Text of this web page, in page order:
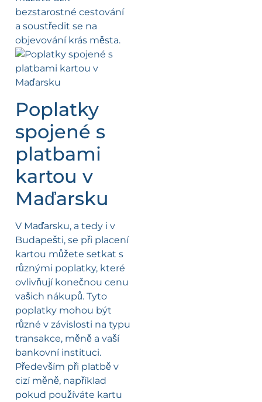
bezstarostné cestování
a soustředit se na
objevování krás města.
Poplatky
spojené s
platbami
kartou v
Maďarsku
V Maďarsku, a tedy i v
Budapešti, se při placení
kartou můžete setkat s
různými poplatky, které
ovlivňují konečnou cenu
vašich nákupů. Tyto
poplatky mohou být
různé v závislosti na typu
transakce, měně a vaší
bankovní instituci.
Především při platbě v
cizí měně, například
pokud používáte kartu